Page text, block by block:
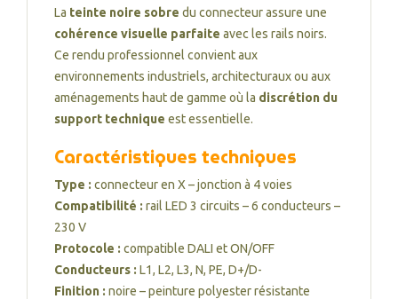
La teinte noire sobre du connecteur assure une
cohérence visuelle parfaite avec les rails noirs.
Ce rendu professionnel convient aux
environnements industriels, architecturaux ou aux
aménagements haut de gamme où la discrétion du
support technique est essentielle.
Caractéristiques techniques
Type : connecteur en X – jonction à 4 voies
Compatibilité : rail LED 3 circuits – 6 conducteurs –
230 V
Protocole : compatible DALI et ON/OFF
Conducteurs : L1, L2, L3, N, PE, D+/D-
Finition : noire – peinture polyester résistante